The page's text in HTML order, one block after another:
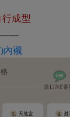
成型
內襯